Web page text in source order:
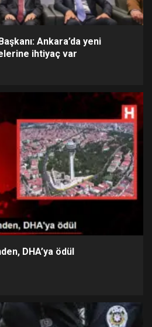
Ankara’da yeni
ihtiyaç var
DHA’ya ödül